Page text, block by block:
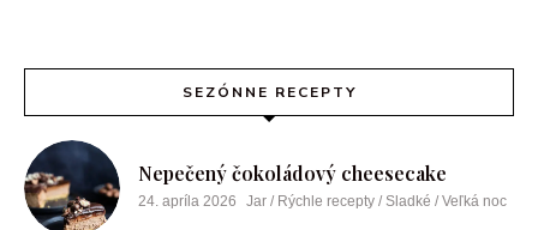
SEZÓNNE RECEPTY
Nepečený čokoládový cheesecake
24. apríla 2026 Jar / Rýchle recepty / Sladké / Veľká noc